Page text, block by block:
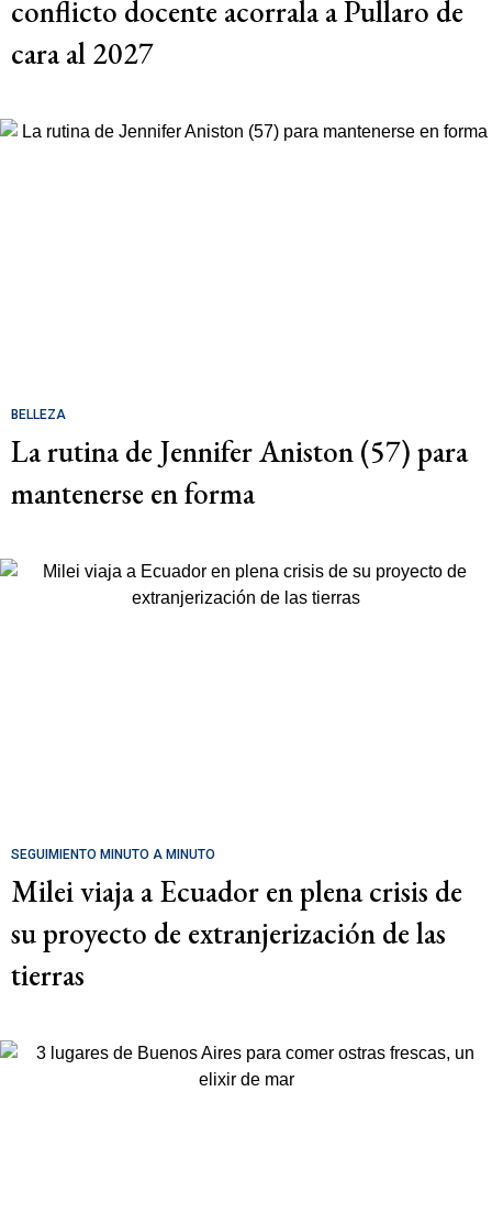
conflicto docente acorrala a Pullaro de
cara al 2027
BELLEZA
La rutina de Jennifer Aniston (57) para
mantenerse en forma
SEGUIMIENTO MINUTO A MINUTO
Milei viaja a Ecuador en plena crisis de
su proyecto de extranjerización de las
tierras